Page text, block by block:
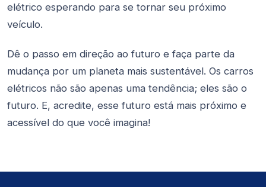
elétrico esperando para se tornar seu próximo
veículo.
Dê o passo em direção ao futuro e faça parte da
mudança por um planeta mais sustentável. Os carros
elétricos não são apenas uma tendência; eles são o
futuro. E, acredite, esse futuro está mais próximo e
acessível do que você imagina!